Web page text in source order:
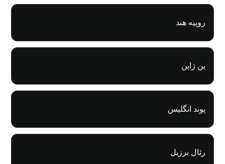
روپیه هند
ین ژاپن
پوند انگلیس
رئال برزیل